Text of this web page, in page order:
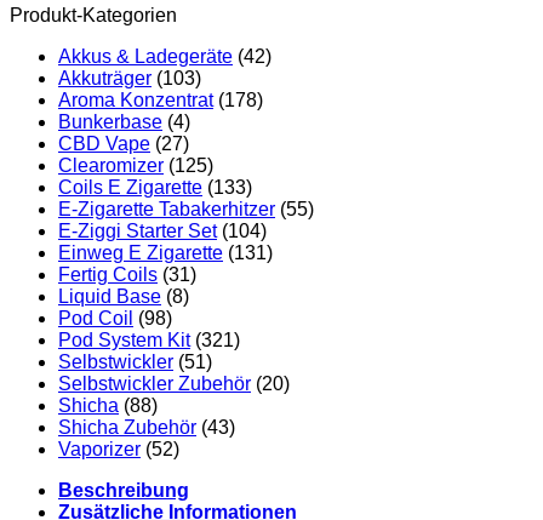
Produkt-Kategorien
Akkus & Ladegeräte (42)
Akkuträger (103)
Aroma Konzentrat (178)
Bunkerbase (4)
CBD Vape (27)
Clearomizer (125)
Coils E Zigarette (133)
E-Zigarette Tabakerhitzer (55)
E-Ziggi Starter Set (104)
Einweg E Zigarette (131)
Fertig Coils (31)
Liquid Base (8)
Pod Coil (98)
Pod System Kit (321)
Selbstwickler (51)
Selbstwickler Zubehör (20)
Shicha (88)
Shicha Zubehör (43)
Vaporizer (52)
Beschreibung
Zusätzliche Informationen